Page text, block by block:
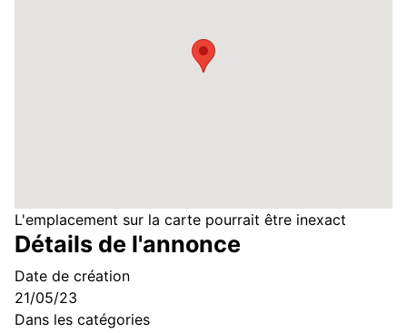
L'emplacement sur la carte pourrait être inexact
Détails de l'annonce
Date de création
21/05/23
Dans les catégories